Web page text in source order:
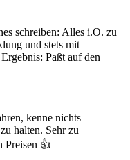
schreiben: Alles i.O. zu
und stets mit
Paßt auf den
kenne nichts
halten. Sehr zu
Preisen 👍